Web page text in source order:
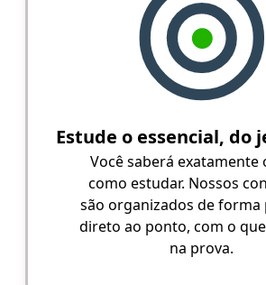
Estude o essencial, do
Você saberá exatamente
como estudar. Nossos
são organizados de forma
direto ao ponto, com o
na prova.